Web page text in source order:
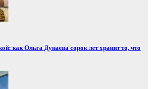
как Ольга Дунаева сорок лет хранит то, что